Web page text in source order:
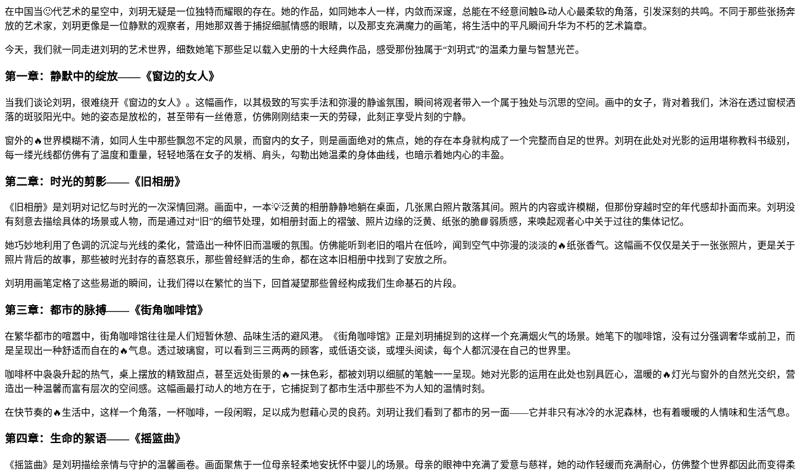
在中国当🙂代艺术的星空中，刘玥无疑是一位独特而耀眼的存在。她的作品，如同她本人一样，内敛而深邃，总能在不经意间触📝动人心最柔软的角落，引发深刻的共鸣。不同于那些张扬奔
放的艺术家，刘玥更像是一位静默的观察者，用她那双善于捕捉细腻情感的眼睛，以及那支充满魔力的画笔，将生活中的平凡瞬间升华为不朽的艺术篇章。
今天，我们就一同走进刘玥的艺术世界，细数她笔下那些足以载入史册的十大经典作品，感受那份独属于“刘玥式”的温柔力量与智慧光芒。
第一章：静默中的绽放——《窗边的女人》
当我们谈论刘玥，很难绕开《窗边的女人》。这幅画作，以其极致的写实手法和弥漫的静谧氛围，瞬间将观者带入一个属于独处与沉思的空间。画中的女子，背对着我们，沐浴在透过窗棂洒
落的斑驳阳光中。她的姿态是放松的，甚至带有一丝倦意，仿佛刚刚结束一天的劳碌，此刻正享受片刻的宁静。
窗外的🔥世界模糊不清，如同人生中那些飘忽不定的风景，而窗内的女子，则是画面绝对的焦点，她的存在本身就构成了一个完整而自足的世界。刘玥在此处对光影的运用堪称教科书级别，
每一缕光线都仿佛有了温度和重量，轻轻地落在女子的发梢、肩头，勾勒出她温柔的身体曲线，也暗示着她内心的丰盈。
第二章：时光的剪影——《旧相册》
《旧相册》是刘玥对记忆与时光的一次深情回溯。画面中，一本💡泛黄的相册静静地躺在桌面，几张黑白照片散落其间。照片的内容或许模糊，但那份穿越时空的年代感却扑面而来。刘玥没
有刻意去描绘具体的场景或人物，而是通过对“旧”的细节处理，如相册封面上的褶皱、照片边缘的泛黄、纸张的脆📘弱质感，来唤起观者心中关于过往的集体记忆。
她巧妙地利用了色调的沉淀与光线的柔化，营造出一种怀旧而温暖的氛围。仿佛能听到老旧的唱片在低吟，闻到空气中弥漫的淡淡的🔥纸张香气。这幅画不仅仅是关于一张张照片，更是关于
照片背后的故事，那些被时光封存的喜怒哀乐，那些曾经鲜活的生命，都在这本旧相册中找到了安放之所。
刘玥用画笔定格了这些易逝的瞬间，让我们得以在繁忙的当下，回首凝望那些曾经构成我们生命基石的片段。
第三章：都市的脉搏——《街角咖啡馆》
在繁华都市的喧嚣中，街角咖啡馆往往是人们短暂休憩、品味生活的避风港。《街角咖啡馆》正是刘玥捕捉到的这样一个充满烟火气的场景。她笔下的咖啡馆，没有过分强调奢华或前卫，而
是呈现出一种舒适而自在的🔥气息。透过玻璃窗，可以看到三三两两的顾客，或低语交谈，或埋头阅读，每个人都沉浸在自己的世界里。
咖啡杯中袅袅升起的热气，桌上摆放的精致甜点，甚至远处街景的🔥一抹色彩，都被刘玥以细腻的笔触一一呈现。她对光影的运用在此处也别具匠心，温暖的🔥灯光与窗外的自然光交织，营
造出一种温馨而富有层次的空间感。这幅画最打动人的地方在于，它捕捉到了都市生活中那些不为人知的温情时刻。
在快节奏的🔥生活中，这样一个角落，一杯咖啡，一段闲暇，足以成为慰藉心灵的良药。刘玥让我们看到了都市的另一面——它并非只有冰冷的水泥森林，也有着暖暖的人情味和生活气息。
第四章：生命的絮语——《摇篮曲》
《摇篮曲》是刘玥描绘亲情与守护的温馨画卷。画面聚焦于一位母亲轻柔地安抚怀中婴儿的场景。母亲的眼神中充满了爱意与慈祥，她的动作轻缓而充满耐心，仿佛整个世界都因此而变得柔